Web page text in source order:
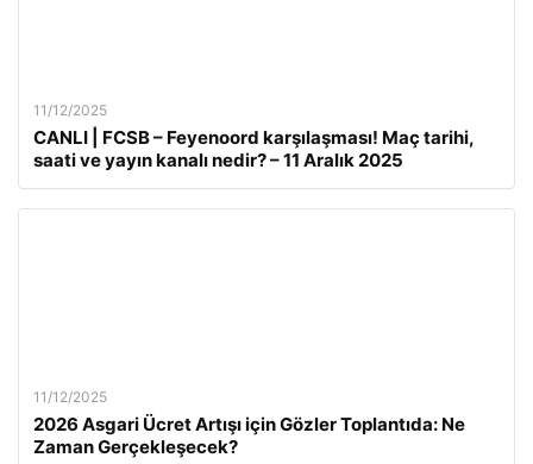
11/12/2025
CANLI | FCSB – Feyenoord karşılaşması! Maç tarihi,
saati ve yayın kanalı nedir? – 11 Aralık 2025
11/12/2025
2026 Asgari Ücret Artışı için Gözler Toplantıda: Ne
Zaman Gerçekleşecek?